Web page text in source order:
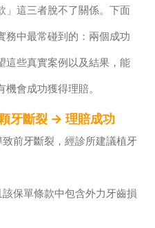
」這三者脫不了關係。下面
務中最常碰到的：兩個成功
這些真實案例以及結果，能
會成功獲得理賠。
牙斷裂 → 理賠成功
前牙斷裂，經診所建議植牙
保單條款中包含外力牙齒損